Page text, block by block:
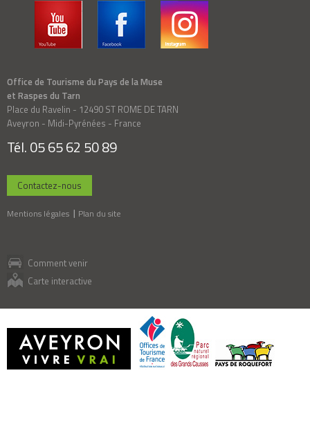
Office de Tourisme du Pays de la Muse
et Raspes du Tarn
Place du Ravelin - 12490 ST ROME DE TARN
Aveyron - Midi-Pyrénées - France
Tél. 05 65 62 50 89
Contactez-nous
Mentions légales Plan du site
Comment venir
Carte interactive